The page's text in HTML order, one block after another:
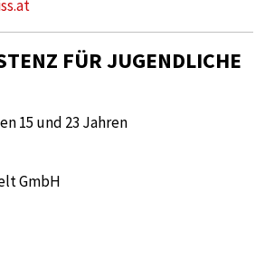
FÜR JUGENDLICHE
15 und 23 Jahren
GmbH